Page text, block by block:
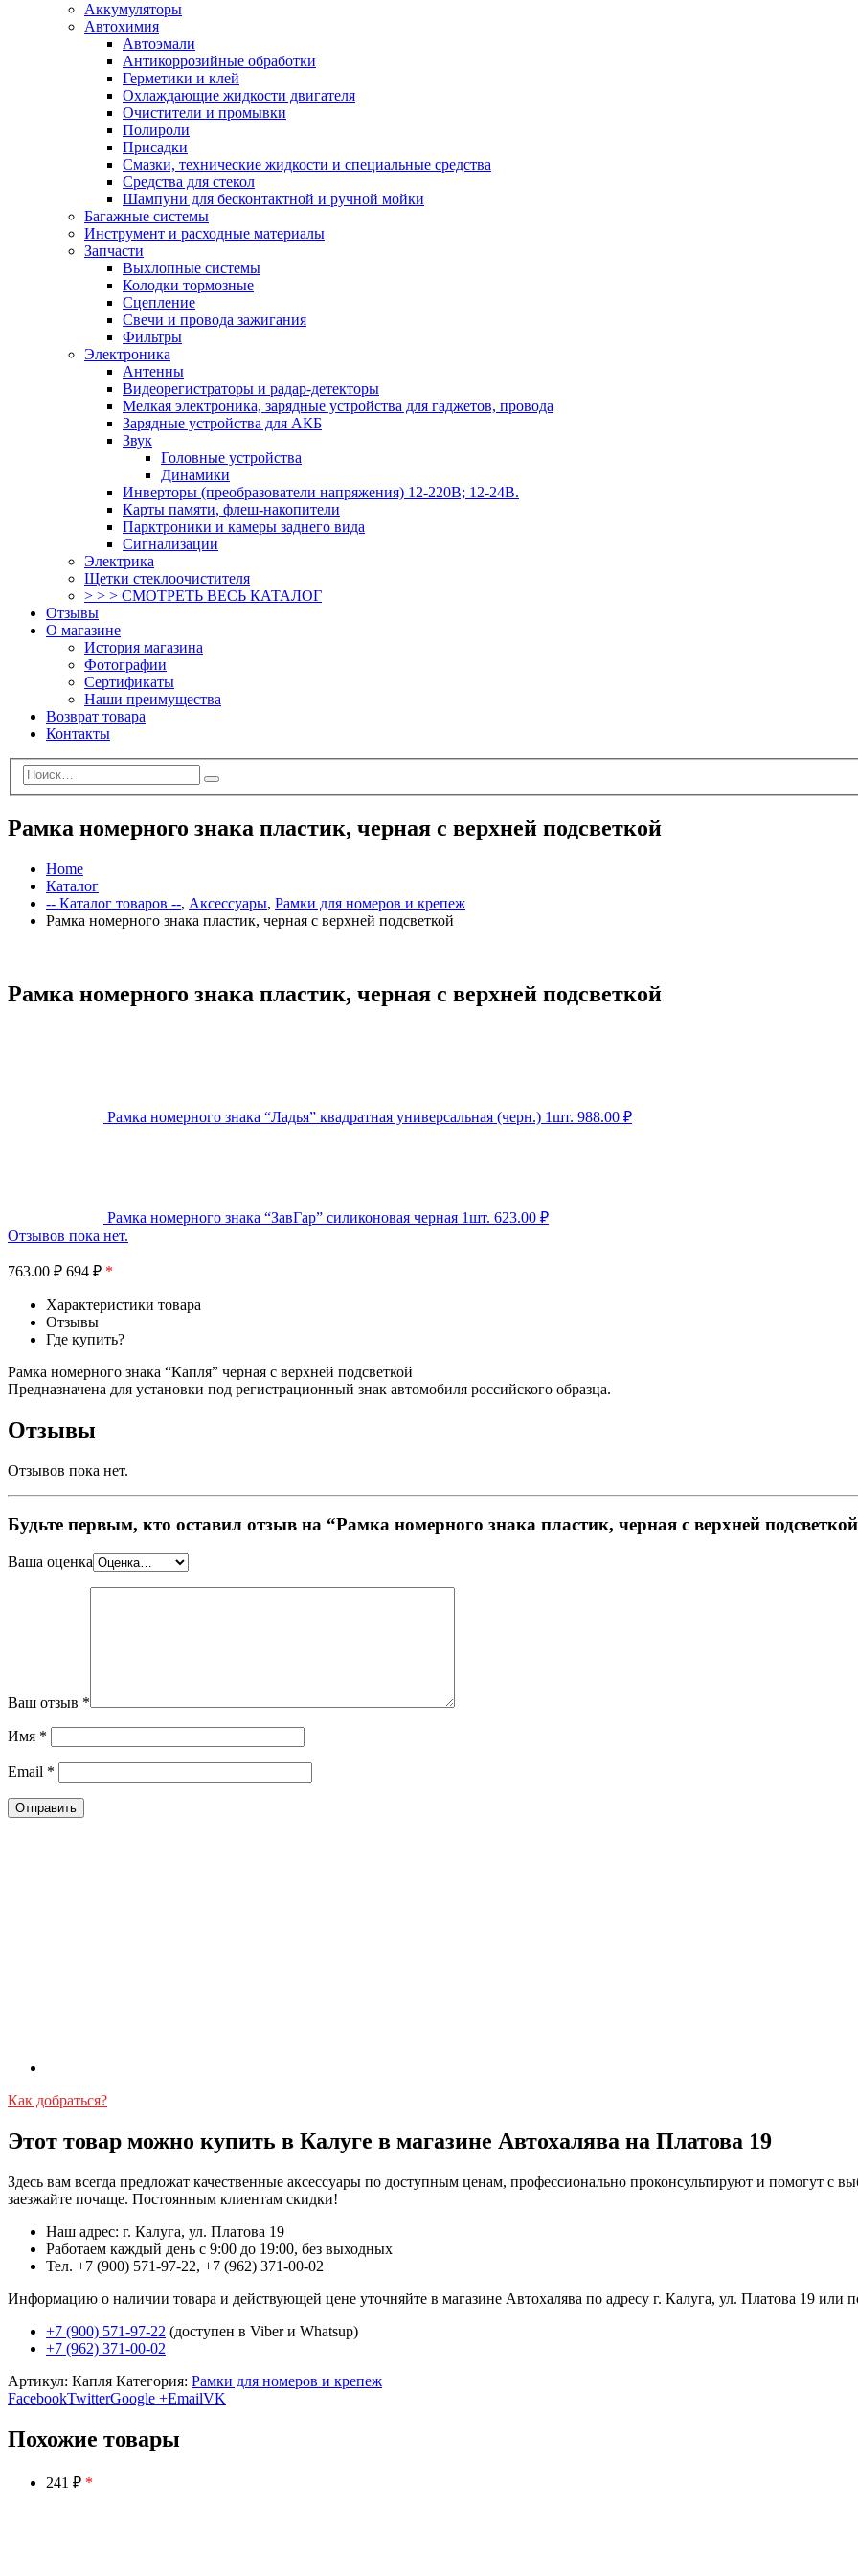
Аккумуляторы
Автохимия
Автоэмали
Антикоррозийные обработки
Герметики и клей
Охлаждающие жидкости двигателя
Очистители и промывки
Полироли
Присадки
Смазки, технические жидкости и специальные средства
Средства для стекол
Шампуни для бесконтактной и ручной мойки
Багажные системы
Инструмент и расходные материалы
Запчасти
Выхлопные системы
Колодки тормозные
Сцепление
Свечи и провода зажигания
Фильтры
Электроника
Антенны
Видеорегистраторы и радар-детекторы
Мелкая электроника, зарядные устройства для гаджетов, провода
Зарядные устройства для АКБ
Звук
Головные устройства
Динамики
Инверторы (преобразователи напряжения) 12-220В; 12-24В.
Карты памяти, флеш-накопители
Парктроники и камеры заднего вида
Сигнализации
Электрика
Щетки стеклоочистителя
> > > СМОТРЕТЬ ВЕСЬ КАТАЛОГ
Отзывы
О магазине
История магазина
Фотографии
Сертификаты
Наши преимущества
Возврат товара
Контакты
Рамка номерного знака пластик, черная с верхней подсветкой
Home
Каталог
-- Каталог товаров --, Аксессуары, Рамки для номеров и крепеж
Рамка номерного знака пластик, черная с верхней подсветкой
Рамка номерного знака пластик, черная с верхней подсветкой
Рамка номерного знака “Ладья” квадратная универсальная (черн.) 1шт. 988.00 ₽
Рамка номерного знака “ЗавГар” силиконовая черная 1шт. 623.00 ₽
Отзывов пока нет.
763.00 ₽ 694 ₽ *
Характеристики товара
Отзывы
Где купить?
Рамка номерного знака “Капля” черная с верхней подсветкой
Предназначена для установки под регистрационный знак автомобиля российского образца.
Отзывы
Отзывов пока нет.
Будьте первым, кто оставил отзыв на “Рамка номерного знака пластик, черная с верхней
Ваша оценка
Ваш отзыв *
Имя *
Email *
Как добраться?
Этот товар можно купить в Калуге в магазине Автохалява на Платова 19
Здесь вам всегда предложат качественные аксессуары по доступным ценам, профессионально проконсультируют и помогут
заезжайте почаще. Постоянным клиентам скидки!
Наш адрес: г. Калуга, ул. Платова 19
Работаем каждый день с 9:00 до 19:00, без выходных
Тел. +7 (900) 571-97-22, +7 (962) 371-00-02
Информацию о наличии товара и действующей цене уточняйте в магазине Автохалява по адресу г. Калуга, ул. Платова 19 или
+7 (900) 571-97-22 (доступен в Viber и Whatsup)
+7 (962) 371-00-02
Артикул: Капля Категория: Рамки для номеров и крепеж
FacebookTwitterGoogle +EmailVK
Похожие товары
241 ₽ *